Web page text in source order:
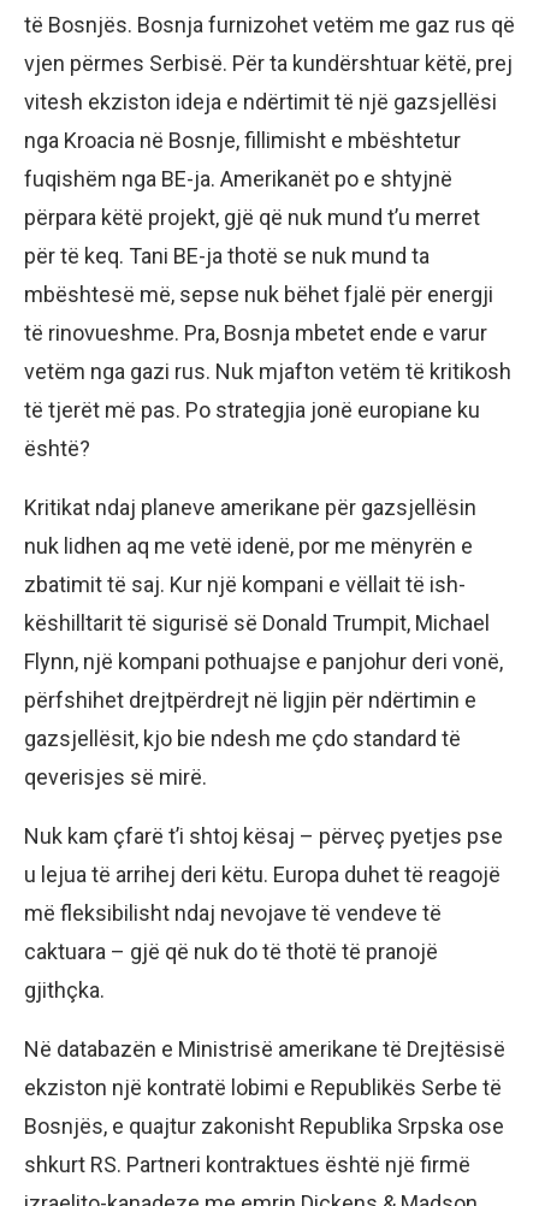
të Bosnjës. Bosnja furnizohet vetëm me gaz rus që
vjen përmes Serbisë. Për ta kundërshtuar këtë, prej
vitesh ekziston ideja e ndërtimit të një gazsjellësi
nga Kroacia në Bosnje, fillimisht e mbështetur
fuqishëm nga BE-ja. Amerikanët po e shtyjnë
përpara këtë projekt, gjë që nuk mund t’u merret
për të keq. Tani BE-ja thotë se nuk mund ta
mbështesë më, sepse nuk bëhet fjalë për energji
të rinovueshme. Pra, Bosnja mbetet ende e varur
vetëm nga gazi rus. Nuk mjafton vetëm të kritikosh
të tjerët më pas. Po strategjia jonë europiane ku
është?
Kritikat ndaj planeve amerikane për gazsjellësin
nuk lidhen aq me vetë idenë, por me mënyrën e
zbatimit të saj. Kur një kompani e vëllait të ish-
këshilltarit të sigurisë së Donald Trumpit, Michael
Flynn, një kompani pothuajse e panjohur deri vonë,
përfshihet drejtpërdrejt në ligjin për ndërtimin e
gazsjellësit, kjo bie ndesh me çdo standard të
qeverisjes së mirë.
Nuk kam çfarë t’i shtoj kësaj – përveç pyetjes pse
u lejua të arrihej deri këtu. Europa duhet të reagojë
më fleksibilisht ndaj nevojave të vendeve të
caktuara – gjë që nuk do të thotë të pranojë
gjithçka.
Në databazën e Ministrisë amerikane të Drejtësisë
ekziston një kontratë lobimi e Republikës Serbe të
Bosnjës, e quajtur zakonisht Republika Srpska ose
shkurt RS. Partneri kontraktues është një firmë